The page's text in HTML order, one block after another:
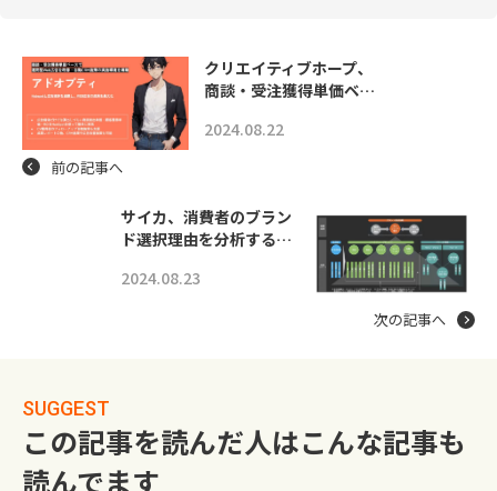
クリエイティブホープ、
商談・受注獲得単価ベ…
2024.08.22
前の記事へ
サイカ、消費者のブラン
ド選択理由を分析する…
2024.08.23
次の記事へ
SUGGEST
この記事を読んだ人はこんな記事も
読んでます